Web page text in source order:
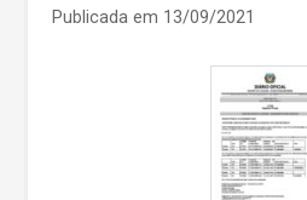
Publicada em 13/09/2021